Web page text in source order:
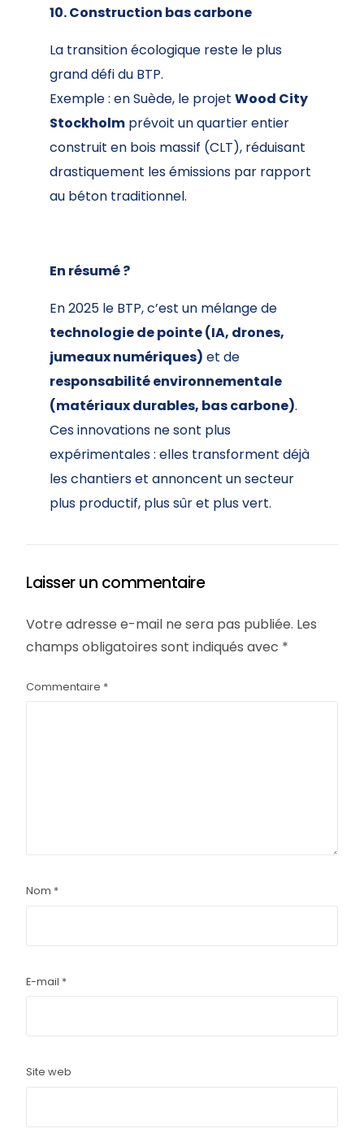
10. Construction bas carbone
La transition écologique reste le plus
grand défi du BTP.
Exemple : en Suède, le projet Wood City
Stockholmprévoit un quartier entier
construit en bois massif (CLT), réduisant
drastiquement les émissions par rapport
au béton traditionnel.
En résumé ?
En 2025 le BTP, c’est un mélange de
technologie de pointe (IA, drones,
jumeaux numériques) et de
responsabilité environnementale
(matériaux durables, bas carbone).
Ces innovations ne sont plus
expérimentales : elles transforment déjà
les chantiers et annoncent un secteur
plus productif, plus sûr et plus vert.
Laisser un commentaire
Votre adresse e-mail ne sera pas publiée. Les
champs obligatoires sont indiqués avec *
Commentaire *
Nom *
E-mail *
Site web